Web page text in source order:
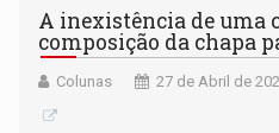
A inexistência de uma
composição da chapa
Colunas 27 de Abril de